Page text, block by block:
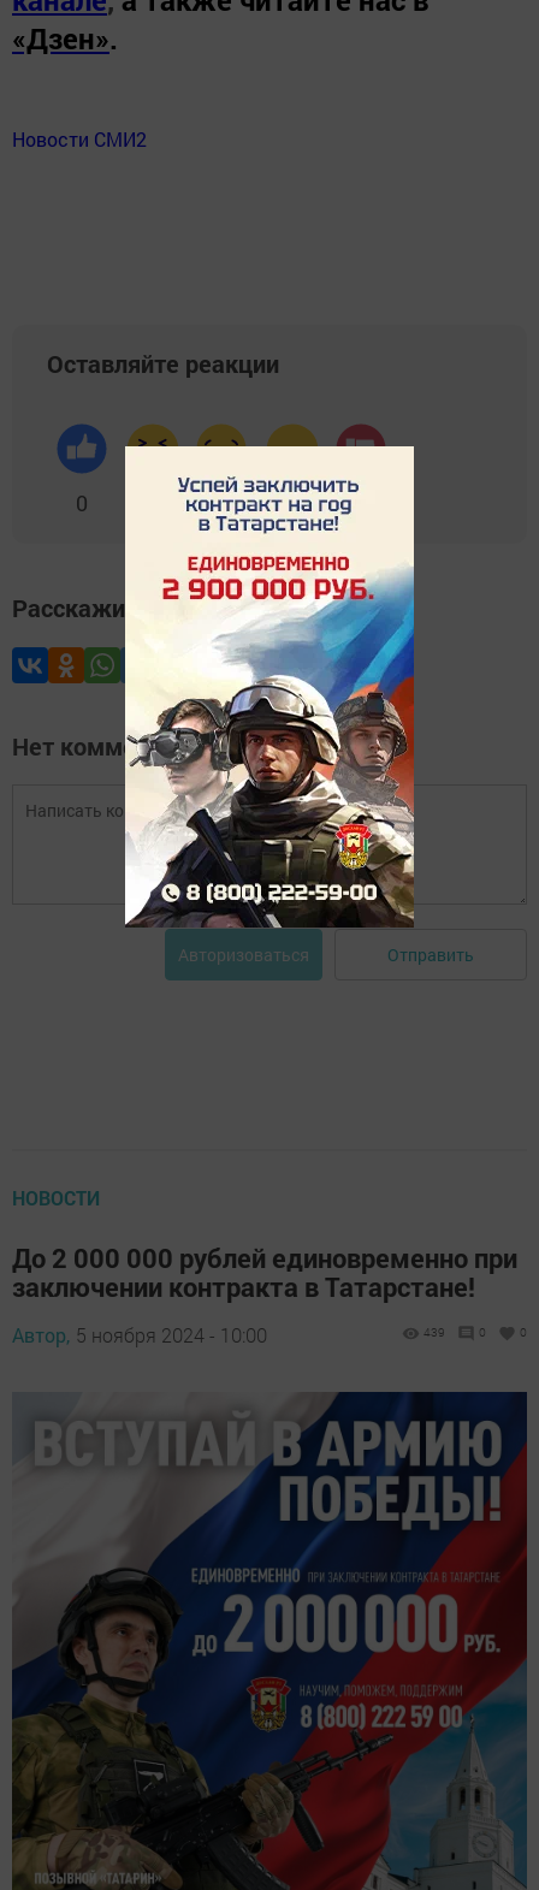
«Дзен».
Новости СМИ2
Оставляйте реакции
0 0 0
Расскажите друзьям
Нет комментариев
Авторизоваться Отправить
НОВОСТИ
До 2 000 000 рублей единовременно при
заключении контракта в Татарстане!
Автор, 5 ноября 2024 - 10:00 439 0 0